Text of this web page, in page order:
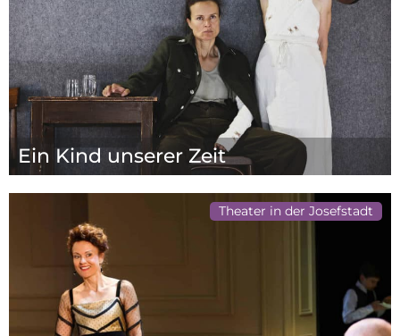
Ein Kind unserer Zeit
Theater in der Josefstadt